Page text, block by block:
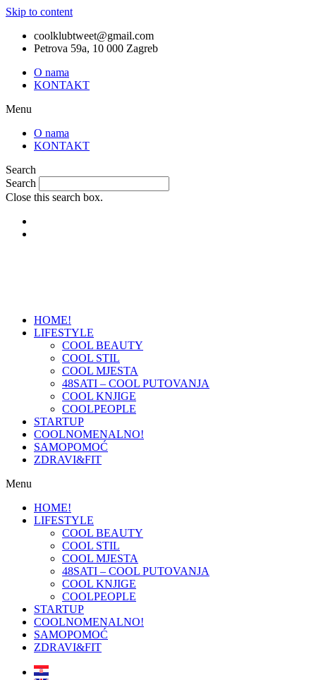
Skip to content
coolklubtweet@gmail.com
Petrova 59a, 10 000 Zagreb
O nama
KONTAKT
Menu
O nama
KONTAKT
Search
Search
Close this search box.
HOME!
LIFESTYLE
COOL BEAUTY
COOL STIL
COOL MJESTA
48SATI – COOL PUTOVANJA
COOL KNJIGE
COOLPEOPLE
STARTUP
COOLNOMENALNO!
SAMOPOMOĆ
ZDRAVI&FIT
Menu
HOME!
LIFESTYLE
COOL BEAUTY
COOL STIL
COOL MJESTA
48SATI – COOL PUTOVANJA
COOL KNJIGE
COOLPEOPLE
STARTUP
COOLNOMENALNO!
SAMOPOMOĆ
ZDRAVI&FIT